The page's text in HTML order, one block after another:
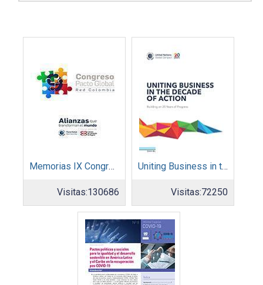
Memorias IX Congreso Pacto Global 2019
Visitas:130686
Uniting Business in the Decade of Action
Visitas:72250